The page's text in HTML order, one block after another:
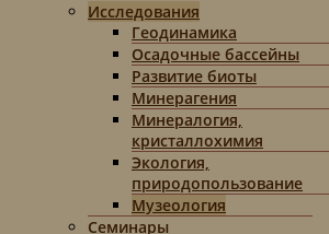
Исследования
Геодинамика
Осадочные бассейны
Развитие биоты
Минерагения
Минералогия,
кристаллохимия
Экология,
природопользование
Музеология
Семинары